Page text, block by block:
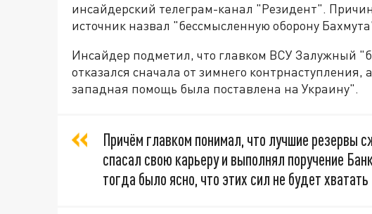
инсайдерский телеграм-канал "Резидент".
источник назвал "бессмысленную оборону
Инсайдер подметил, что главком ВСУ Залужный
отказался сначала от зимнего контрнаступления,
западная помощь была поставлена на Украину".
Причём главком понимал, что лучшие резервы
спасал свою карьеру и выполнял поручение
тогда было ясно, что этих сил не будет